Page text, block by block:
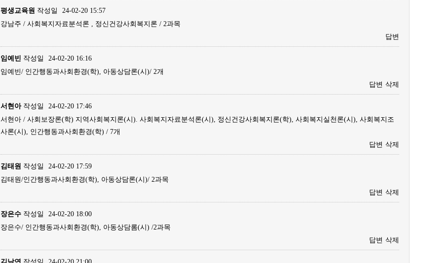
평생교육원 작성일
24-02-20 15:57
강남주 / 사회복지자료분석론 , 정신건강사회복지론 / 2과목
답변
임예빈 작성일
24-02-20 16:16
임예빈/ 인간행동과사회환경(학), 아동상담론(시)/ 2개
답변 삭제
서현아작성일
24-02-20 17:46
서현아 / 사회보장론(학) 지역사회복지론(시). 사회복지자료분석론(시), 정신건강사회복지론(학), 사회복지실천론(시), 사회복지조
사론(시), 인간행동과사회환경(학) / 7개
답변 삭제
김태원 작성일
24-02-20 17:59
김태원/인간행동과사회환경(학), 아동상담론(시)/ 2과목
답변 삭제
장은수 작성일
24-02-20 18:00
장은수/ 인간행동과사회환경(학), 아동상담롬(시) /2과목
답변 삭제